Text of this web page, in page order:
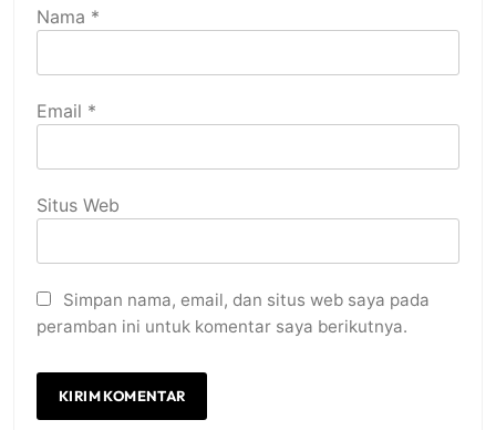
Nama *
Email *
Situs Web
Simpan nama, email, dan situs web saya pada
peramban ini untuk komentar saya berikutnya.